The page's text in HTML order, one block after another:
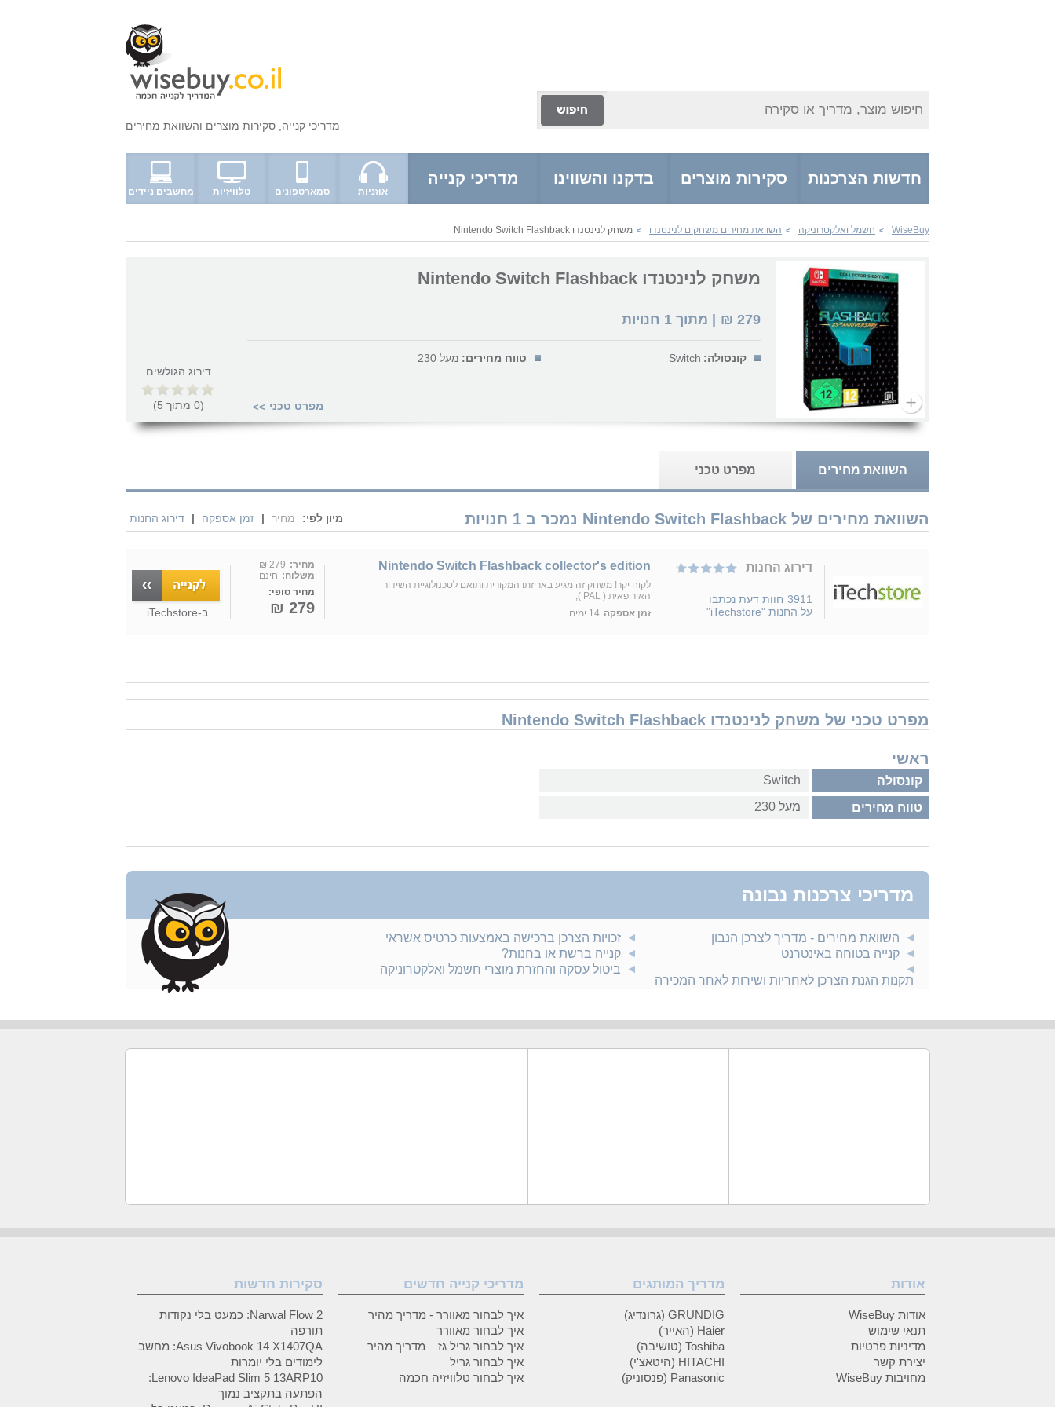
חיפוש מוצר, מדריך או סקירה
מדריכי קנייה סקירות מוצרים והשוואת מחירים
חדשות הצרכנות סקירות מוצרים בדקנו והשווינו מדריכי קנייה
אוזניות סמארטפונים טלוויזיות מחשבים ניידים
WiseBuy
> חשמל ואלקטרוניקה > השוואת מחירים משחקים לנינטנדו > משחק לנינטנדו Nintendo Switch Flashback
משחק לנינטנדו Nintendo Switch Flashback
279
₪ | מתוך 1 חנויות
קונסולה: Switch טווח מחירים: מעל 230
מפרט טכני >>
דירוג הגולשים
(
0 מתוך 5
)
השוואת מחירים מפרט טכני
השוואת מחירים של Nintendo Switch Flashback נמכר ב 1 חנויות מיון לפי: מחיר | זמן אספקה | דירוג החנות
דירוג החנות
3911 חוות דעת נכתבו
על החנות "iTechstore"
Nintendo Switch Flashback collector's edition
לקוח יקר! משחק זה מגיע באריזתו המקורית ותואם לטכנולוגיית השידור
האירופאית ( PAL ),
זמן אספקה 14 ימים
מחיר: 279 ₪
משלוח: חינם
מחיר סופי:
279 ₪ ב-iTechstore
מפרט טכני של משחק לנינטנדו Nintendo Switch Flashback
ראשי
קונסולה Switch
טווח מחירים מעל 230
מדריכי צרכנות נבונה
השוואת מחירים - מדריך לצרכן הנבון
קנייה בטוחה באינטרנט
תקנות הגנת הצרכן לאחריות ושירות לאחר המכירה
זכויות הצרכן ברכישה באמצעות כרטיס אשראי
קנייה ברשת או בחנות?
ביטול עסקה והחזרת מוצרי חשמל ואלקטרוניקה
אודות
אודות WiseBuy
תנאי שימוש
מדיניות פרטיות
יצירת קשר
מחויבות WiseBuy
מדריך המותגים
GRUNDIG (גרונדיג)
Haier (האייר)
Toshiba (טושיבה)
HITACHI (היטאצ'י)
Panasonic (פנסוניק)
מדריכי קנייה חדשים
איך לבחור מאוורר - מדריך מהיר
איך לבחור מאוורר
איך לבחור גריל גז – מדריך מהיר
איך לבחור גריל
איך לבחור טלוויזיה חכמה
סקירות חדשות
Narwal Flow 2: כמעט בלי נקודות
תורפה
Asus Vivobook 14 X1407QA: מחשב
לימודים בלי יומרות
Lenovo IdeaPad Slim 5 13ARP10:
הפתעה בתקציב נמוך